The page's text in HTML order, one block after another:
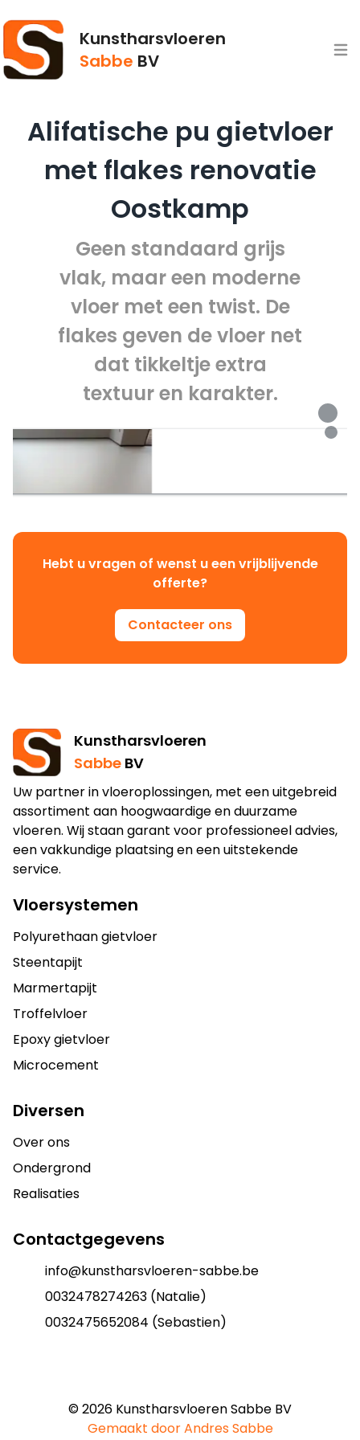
Kunstharsvloeren
Sabbe BV
Alifatische pu gietvloer
met flakes renovatie
Oostkamp
Geen standaard grijs
vlak, maar een moderne
vloer met een twist. De
flakes geven de vloer net
dat tikkeltje extra
textuur en karakter.
Hebt u vragen of wenst u een vrijblijvende
offerte?
Contacteer ons
Kunstharsvloeren
Sabbe BV
Uw partner in vloeroplossingen, met een uitgebreid
assortiment aan hoogwaardige en duurzame
vloeren. Wij staan garant voor professioneel advies,
een vakkundige plaatsing en een uitstekende
service.
Vloersystemen
Polyurethaan gietvloer
Steentapijt
Marmertapijt
Troffelvloer
Epoxy gietvloer
Microcement
Diversen
Over ons
Ondergrond
Realisaties
Contactgegevens
info@kunstharsvloeren-sabbe.be
0032478274263 (Natalie)
0032475652084 (Sebastien)
©2026 Kunstharsvloeren Sabbe BV
Gemaakt door Andres Sabbe